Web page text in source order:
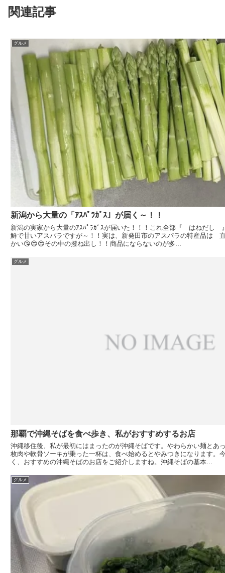
関連記事
グルメ
新潟から大量の「ｱｽﾊﾟﾗｶﾞｽ」が届く～！！
新潟の実家から大量のｱｽﾊﾟﾗｶﾞｽが届いた！！！これ全部『 はねだし
鮮で甘いアスパラですが～！！実は、新発田市のアスパラの特産品は
かい😘😍😍その中の撥ね出し！！商品にならないのが多...
グルメ
那覇で沖縄そばを食べ歩き、私がおすすめするお店
沖縄移住後、私が最初にはまったのが沖縄そばです。やわらかい麺とあ
枚肉や軟骨ソーキが乗った一杯は、食べ始めるとやみつきになります。
く、おすすめの沖縄そばのお店をご紹介しますね。沖縄そばの基本...
グルメ